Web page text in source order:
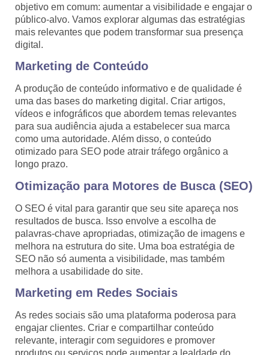
objetivo em comum: aumentar a visibilidade e engajar o
público-alvo. Vamos explorar algumas das estratégias
mais relevantes que podem transformar sua presença
digital.
Marketing de Conteúdo
A produção de conteúdo informativo e de qualidade é
uma das bases do marketing digital. Criar artigos,
vídeos e infográficos que abordem temas relevantes
para sua audiência ajuda a estabelecer sua marca
como uma autoridade. Além disso, o conteúdo
otimizado para SEO pode atrair tráfego orgânico a
longo prazo.
Otimização para Motores de Busca (SEO)
O SEO é vital para garantir que seu site apareça nos
resultados de busca. Isso envolve a escolha de
palavras-chave apropriadas, otimização de imagens e
melhora na estrutura do site. Uma boa estratégia de
SEO não só aumenta a visibilidade, mas também
melhora a usabilidade do site.
Marketing em Redes Sociais
As redes sociais são uma plataforma poderosa para
engajar clientes. Criar e compartilhar conteúdo
relevante, interagir com seguidores e promover
produtos ou serviços pode aumentar a lealdade do